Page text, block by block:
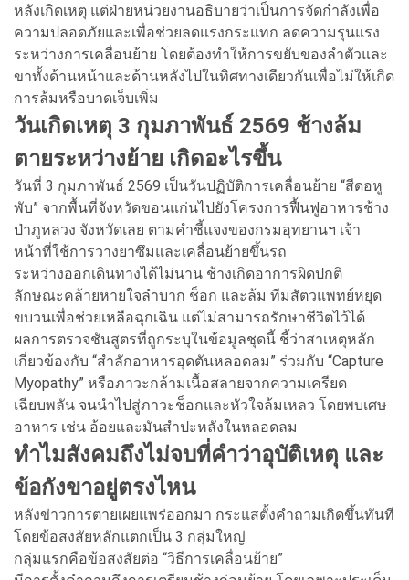
หลังเกิดเหตุ แต่ฝ่ายหน่วยงานอธิบายว่าเป็นการจัดกำลังเพื่อ
ความปลอดภัยและเพื่อช่วยลดแรงกระแทก ลดความรุนแรง
ระหว่างการเคลื่อนย้าย โดยต้องทำให้การขยับของลำตัวและ
ขาทั้งด้านหน้าและด้านหลังไปในทิศทางเดียวกันเพื่อไม่ให้เกิด
การล้มหรือบาดเจ็บเพิ่ม
วันเกิดเหตุ 3 กุมภาพันธ์ 2569 ช้างล้ม
ตายระหว่างย้าย เกิดอะไรขึ้น
วันที่ 3 กุมภาพันธ์ 2569 เป็นวันปฏิบัติการเคลื่อนย้าย “สีดอหู
พับ” จากพื้นที่จังหวัดขอนแก่นไปยังโครงการฟื้นฟูอาหารช้าง
ป่าภูหลวง จังหวัดเลย ตามคำชี้แจงของกรมอุทยานฯ เจ้า
หน้าที่ใช้การวางยาซึมและเคลื่อนย้ายขึ้นรถ
ระหว่างออกเดินทางได้ไม่นาน ช้างเกิดอาการผิดปกติ
ลักษณะคล้ายหายใจลำบาก ช็อก และล้ม ทีมสัตวแพทย์หยุด
ขบวนเพื่อช่วยเหลือฉุกเฉิน แต่ไม่สามารถรักษาชีวิตไว้ได้
ผลการตรวจชันสูตรที่ถูกระบุในข้อมูลชุดนี้ ชี้ว่าสาเหตุหลัก
เกี่ยวข้องกับ “สำลักอาหารอุดตันหลอดลม” ร่วมกับ “Capture
Myopathy” หรือภาวะกล้ามเนื้อสลายจากความเครียด
เฉียบพลัน จนนำไปสู่ภาวะช็อกและหัวใจล้มเหลว โดยพบเศษ
อาหาร เช่น อ้อยและมันสำปะหลังในหลอดลม
ทำไมสังคมถึงไม่จบที่คำว่าอุบัติเหตุ และ
ข้อกังขาอยู่ตรงไหน
หลังข่าวการตายเผยแพร่ออกมา กระแสตั้งคำถามเกิดขึ้นทันที
โดยข้อสงสัยหลักแตกเป็น 3 กลุ่มใหญ่
กลุ่มแรกคือข้อสงสัยต่อ “วิธีการเคลื่อนย้าย”